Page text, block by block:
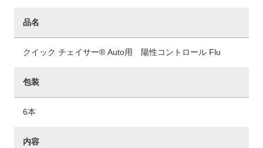
品名
クイック チェイサー® Auto用 陽性コントロール Flu
包装
6本
内容